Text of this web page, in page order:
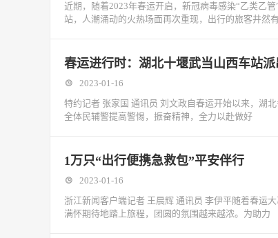
近期，随着2023年春运开启，新冠病毒感染“乙类乙
站，人潮涌动的火热场面再次重现，出行的旅客井然
春运进行时：湖北十堰武当山西车站
2023-01-16
特约记者 张家国 通讯员 刘文政自春运开始以来，湖
全体民辅警提高警惕，振奋精神，全力以赴做好
1万只“出行便携急救包”平安伴行
2023-01-16
浙江新闻客户端记者 王晨辉 通讯员 李伊平随着春运
满怀期待地踏上旅程，团圆的氛围越来越浓。为助力